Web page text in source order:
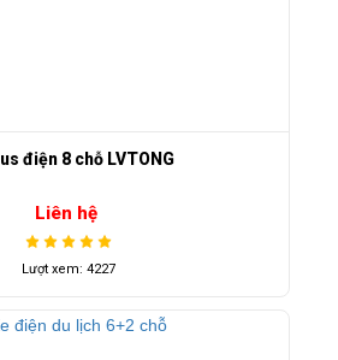
điện 8 chỗ LVTONG
Liên hệ
Lượt xem: 4227